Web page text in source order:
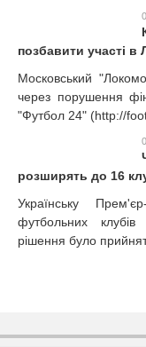
позбавити участі в
Московський
через порушення
"Футбол 24" (http://
розширять до 16
Українську
футбольних
рішення було